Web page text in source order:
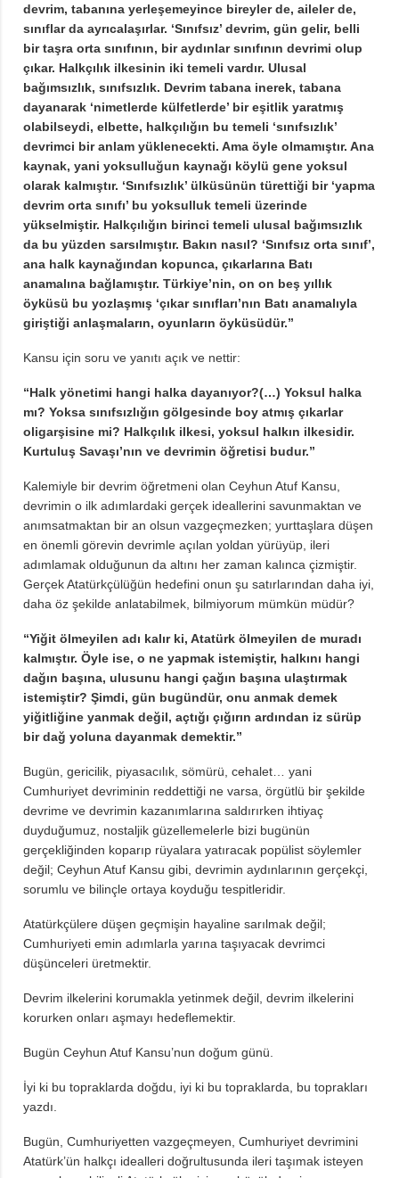
devrim, tabanına yerleşemeyince bireyler de, aileler de,
sınıflar da ayrıcalaşırlar. ‘Sınıfsız’ devrim, gün gelir, belli
bir taşra orta sınıfının, bir aydınlar sınıfının devrimi olup
çıkar. Halkçılık ilkesinin iki temeli vardır. Ulusal
bağımsızlık, sınıfsızlık. Devrim tabana inerek, tabana
dayanarak ‘nimetlerde külfetlerde’ bir eşitlik yaratmış
olabilseydi, elbette, halkçılığın bu temeli ‘sınıfsızlık’
devrimci bir anlam yüklenecekti. Ama öyle olmamıştır. Ana
kaynak, yani yoksulluğun kaynağı köylü gene yoksul
olarak kalmıştır. ‘Sınıfsızlık’ ülküsünün türettiği bir ‘yapma
devrim orta sınıfı’ bu yoksulluk temeli üzerinde
yükselmiştir. Halkçılığın birinci temeli ulusal bağımsızlık
da bu yüzden sarsılmıştır. Bakın nasıl? ‘Sınıfsız orta sınıf’,
ana halk kaynağından kopunca, çıkarlarına Batı
anamalına bağlamıştır. Türkiye’nin, on on beş yıllık
öyküsü bu yozlaşmış ‘çıkar sınıfları’nın Batı anamalıyla
giriştiği anlaşmaların, oyunların öyküsüdür.”
Kansu için soru ve yanıtı açık ve nettir:
“Halk yönetimi hangi halka dayanıyor?(…) Yoksul halka
mı? Yoksa sınıfsızlığın gölgesinde boy atmış çıkarlar
oligarşisine mi? Halkçılık ilkesi, yoksul halkın ilkesidir.
Kurtuluş Savaşı’nın ve devrimin öğretisi budur.”
Kalemiyle bir devrim öğretmeni olan Ceyhun Atuf Kansu,
devrimin o ilk adımlardaki gerçek ideallerini savunmaktan ve
anımsatmaktan bir an olsun vazgeçmezken; yurttaşlara düşen
en önemli görevin devrimle açılan yoldan yürüyüp, ileri
adımlamak olduğunun da altını her zaman kalınca çizmiştir.
Gerçek Atatürkçülüğün hedefini onun şu satırlarından daha iyi,
daha öz şekilde anlatabilmek, bilmiyorum mümkün müdür?
“Yiğit ölmeyilen adı kalır ki, Atatürk ölmeyilen de muradı
kalmıştır. Öyle ise, o ne yapmak istemiştir, halkını hangi
dağın başına, ulusunu hangi çağın başına ulaştırmak
istemiştir? Şimdi, gün bugündür, onu anmak demek
yiğitliğine yanmak değil, açtığı çığırın ardından iz sürüp
bir dağ yoluna dayanmak demektir.”
Bugün, gericilik, piyasacılık, sömürü, cehalet… yani
Cumhuriyet devriminin reddettiği ne varsa, örgütlü bir şekilde
devrime ve devrimin kazanımlarına saldırırken ihtiyaç
duyduğumuz, nostaljik güzellemelerle bizi bugünün
gerçekliğinden koparıp rüyalara yatıracak popülist söylemler
değil; Ceyhun Atuf Kansu gibi, devrimin aydınlarının gerçekçi,
sorumlu ve bilinçle ortaya koyduğu tespitleridir.
Atatürkçülere düşen geçmişin hayaline sarılmak değil;
Cumhuriyeti emin adımlarla yarına taşıyacak devrimci
düşünceleri üretmektir.
Devrim ilkelerini korumakla yetinmek değil, devrim ilkelerini
korurken onları aşmayı hedeflemektir.
Bugün Ceyhun Atuf Kansu’nun doğum günü.
İyi ki bu topraklarda doğdu, iyi ki bu topraklarda, bu toprakları
yazdı.
Bugün, Cumhuriyetten vazgeçmeyen, Cumhuriyet devrimini
Atatürk’ün halkçı idealleri doğrultusunda ileri taşımak isteyen